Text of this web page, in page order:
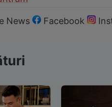
News Facebook